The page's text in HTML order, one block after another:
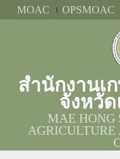
MOAC OPSMOAC
สำนักงานเ
จังหวั
MAE HONG
AGRICULTURE